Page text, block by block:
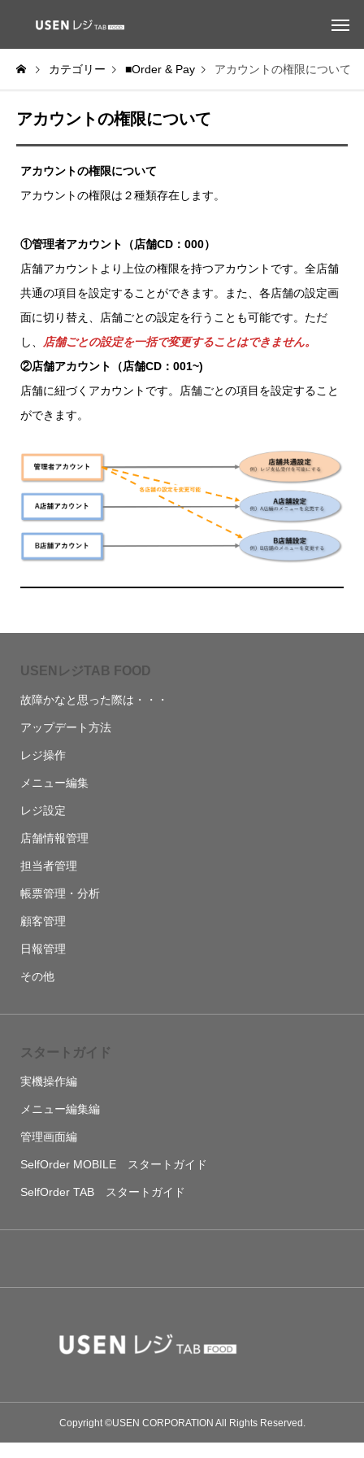
カテゴリー ■Order & Pay アカウントの権限について
アカウントの権限について
アカウントの権限について
アカウントの権限は２種類存在します。
①管理者アカウント（店舗CD：000）
店舗アカウントより上位の権限を持つアカウントです。全店舗
共通の項目を設定することができます。また、各店舗の設定画
面に切り替え、店舗ごとの設定を行うことも可能です。ただ
し、
店舗ごとの設定を一括で変更することはできません。
②店舗アカウント（店舗CD：001~)
店舗に紐づくアカウントです。店舗ごとの項目を設定すること
ができます。
USENレジTAB FOOD
故障かなと思った際は・・・
アップデート方法
レジ操作
メニュー編集
レジ設定
店舗情報管理
担当者管理
帳票管理・分析
顧客管理
日報管理
その他
スタートガイド
実機操作編
メニュー編集編
管理画面編
SelfOrder MOBILE スタートガイド
SelfOrder TAB スタートガイド
Copyright ©USEN CORPORATION All Rights Reserved.